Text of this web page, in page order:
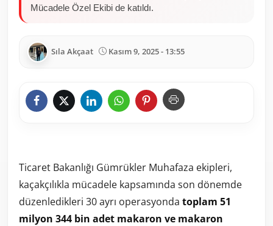
Mücadele Özel Ekibi de katıldı.
Sıla Akçaat Kasım 9, 2025 - 13:55
Ticaret Bakanlığı Gümrükler Muhafaza ekipleri,
kaçakçılıkla mücadele kapsamında son dönemde
düzenledikleri 30 ayrı operasyonda toplam 51
milyon 344 bin adet makaron ve makaron